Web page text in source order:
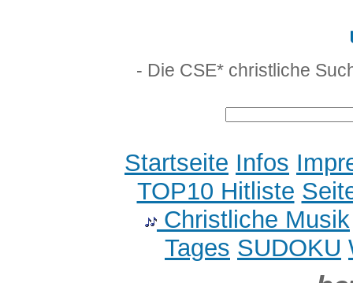
- Die CSE* christliche
Startseite Infos
TOP10 Hitliste
Christliche Musik
Tages SUDOKU